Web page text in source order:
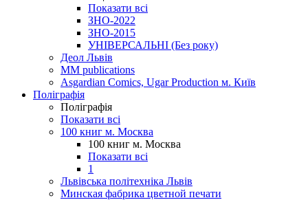
Показати всі
ЗНО-2022
ЗНО-2015
УНІВЕРСАЛЬНІ (Без року)
Деол Львів
MM publications
Asgardian Comics, Ugar Production м. Київ
Поліграфія
Поліграфія
Показати всі
100 книг м. Москва
100 книг м. Москва
Показати всі
1
Львівська політехніка Львів
Минская фабрика цветной печати